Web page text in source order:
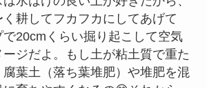
耕してフカフカにしてあげて
20cmくらい掘り起こして空気
ージだよ。もし土が粘土質で重た
葉土（落ち葉堆肥）や堆肥を混